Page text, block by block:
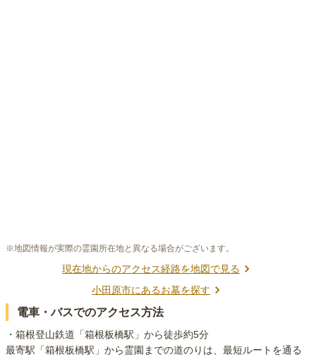
※地図情報が実際の霊園所在地と異なる場合がございます。
現在地からのアクセス経路を地図で見る
小田原市にあるお墓を探す
電車・バスでのアクセス方法
・箱根登山鉄道「箱根板橋駅」から徒歩約5分
最寄駅「箱根板橋駅」から霊園までの道のりは、最短ルートを通る